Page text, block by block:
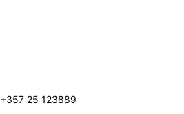
+357 25 123889